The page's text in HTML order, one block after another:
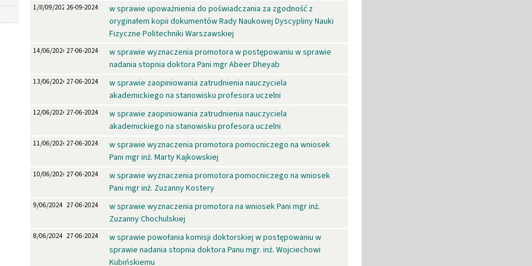
1/II/09/202426-09-2024
w sprawie upoważnienia do poświadczania za zgodność z
oryginałem kopii dokumentów Rady Naukowej Dyscypliny Nauki
Fizyczne Politechniki Warszawskiej
14/06/2024 27-06-2024
w sprawie wyznaczenia promotora w postępowaniu w sprawie
nadania stopnia doktora Pani mgr Abeer Dheyab
13/06/2024 27-06-2024
w sprawie zaopiniowania zatrudnienia nauczyciela
akademickiego na stanowisku profesora uczelni
12/06/2024 27-06-2024
w sprawie zaopiniowania zatrudnienia nauczyciela
akademickiego na stanowisku profesora uczelni
11/06/2024 27-06-2024
w sprawie wyznaczenia promotora pomocniczego na wniosek
Pani mgr inż. Marty Kajkowskiej
10/06/2024 27-06-2024
w sprawie wyznaczenia promotora pomocniczego na wniosek
Pani mgr inż. Zuzanny Kostery
9/06/2024 27-06-2024
w sprawie wyznaczenia promotora na wniosek Pani mgr inż.
Zuzanny Chochulskiej
8/06/2024 27-06-2024
w sprawie powołania komisji doktorskiej w postępowaniu w
sprawie nadania stopnia doktora Panu mgr. inż. Wojciechowi
Kubińskiemu